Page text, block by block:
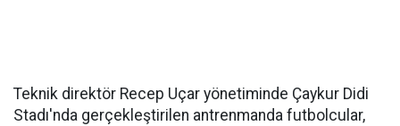
Teknik direktör Recep Uçar yönetiminde Çaykur Didi
Stadı'nda gerçekleştirilen antrenmanda futbolcular,